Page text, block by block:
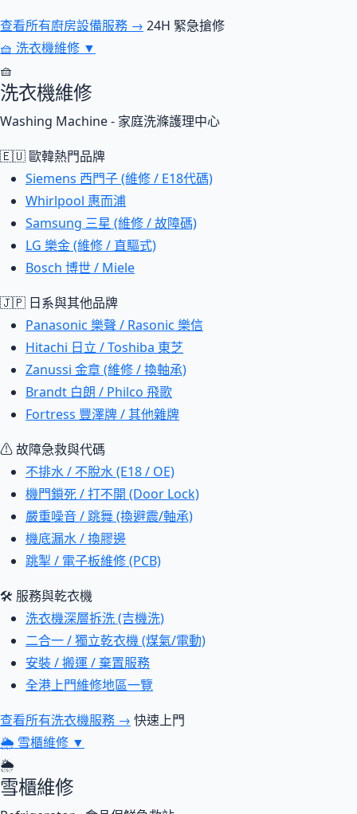
查看所有廚房設備服務 → 24H 緊急搶修
🧺 洗衣機維修 ▼
🧺
洗衣機維修
Washing Machine - 家庭洗滌護理中心
🇪🇺 歐韓熱門品牌
Siemens 西門子 (維修 / E18代碼)
Whirlpool 惠而浦
Samsung 三星 (維修 / 故障碼)
LG 樂金 (維修 / 直驅式)
Bosch 博世 / Miele
🇯🇵 日系與其他品牌
Panasonic 樂聲 / Rasonic 樂信
Hitachi 日立 / Toshiba 東芝
Zanussi 金章 (維修 / 換軸承)
Brandt 白朗 / Philco 飛歌
Fortress 豐澤牌 / 其他雜牌
⚠ 故障急救與代碼
不排水 / 不脫水 (E18 / OE)
機門鎖死 / 打不開 (Door Lock)
嚴重噪音 / 跳舞 (換避震/軸承)
機底漏水 / 換膠邊
跳掣 / 電子板維修 (PCB)
🛠 服務與乾衣機
洗衣機深層拆洗 (吉機洗)
二合一 / 獨立乾衣機 (煤氣/電動)
安裝 / 搬運 / 棄置服務
全港上門維修地區一覽
查看所有洗衣機服務 → 快速上門
🌦 雪櫃維修 ▼
🌦
雪櫃維修